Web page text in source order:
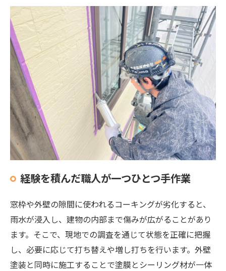
経験を積んだ職人が一つひとつ手作業
窓枠や外壁の隙間に使われるコーキングが劣化すると、
雨水が浸入し、建物の内部まで傷みが広がることがあり
ます。そこで、現地での調査を通じて状態を正確に把握
し、必要に応じて打ち替えや増し打ちを行います。外壁
塗装と同時に施工することで塗膜とシーリング材が一体